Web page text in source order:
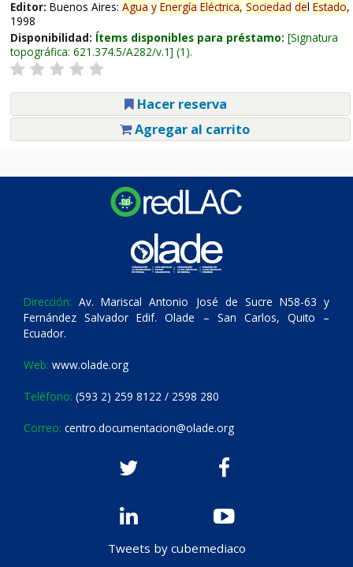
Editor: Buenos Aires: Agua y Energía Eléctrica, Sociedad del Estado,
1998
Disponibilidad: Ítems disponibles para préstamo: Signatura
topográfica: 621.374.5/A282/v.1 (1).
Hacer reserva
Agregar al carrito
Dirección: Av. Mariscal Antonio José de Sucre N58-63 y
Fernández Salvador Edif. Olade – San Carlos, Quito –
Ecuador.
Web: www.olade.org
Teléfono: (593 2) 259 8122 / 2598 280
Correo: centro.documentacion@olade.org
Tweets by cubemediaco